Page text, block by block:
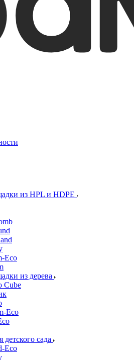
из HPL и HDPE
Eco
из дерева
Cube
Еco
сада
Eco